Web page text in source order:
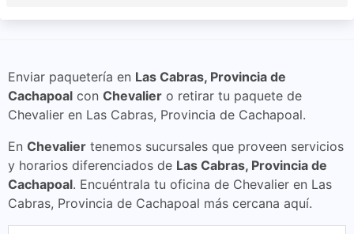
Enviar paquetería en Las Cabras, Provincia de
Cachapoal con Chevalier o retirar tu paquete de
Chevalier en Las Cabras, Provincia de Cachapoal.
En Chevalier tenemos sucursales que proveen servicios
y horarios diferenciados de Las Cabras, Provincia de
Cachapoal. Encuéntrala tu oficina de Chevalier en Las
Cabras, Provincia de Cachapoal más cercana aquí.